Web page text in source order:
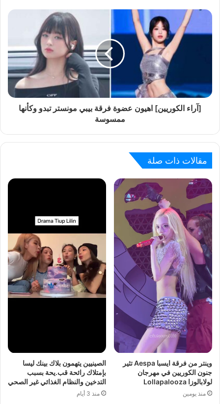
[آراء الكوريين] اهيون عضوة فرقة بيبي مونستر تبدو وكأنها
ممسوسة
مقالات ذات صلة
وينتر من فرقة ايسبا Aespa تثير
جنون الكوريين في مهرجان
لولابالوزا Lollapalooza
منذ يومين
الصينيين يتهمون بلاك بينك ليسا
بإمتلاك رائحة قب.يحة بسبب
التدخين والنظام الغذائي غير الصحي
منذ 3 أيام